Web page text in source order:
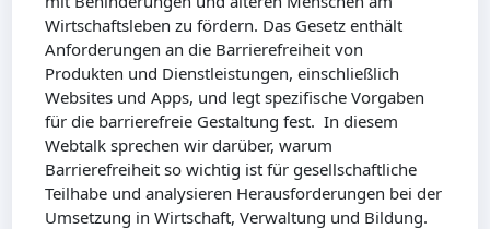
Wirtschaftsleben zu fördern. Das Gesetz enthält
Anforderungen an die Barrierefreiheit von
Produkten und Dienstleistungen, einschließlich
Websites und Apps, und legt spezifische Vorgaben
für die barrierefreie Gestaltung fest. In diesem
Webtalk sprechen wir darüber, warum
Barrierefreiheit so wichtig ist für gesellschaftliche
Teilhabe und analysieren Herausforderungen bei der
Umsetzung in Wirtschaft, Verwaltung und Bildung.